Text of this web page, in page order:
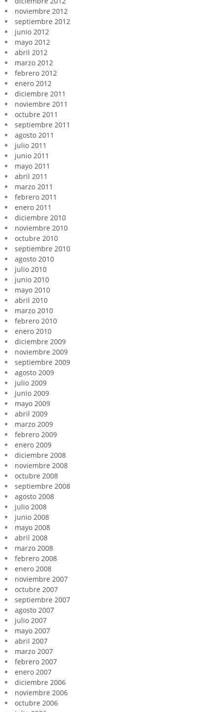
noviembre 2012
septiembre 2012
junio 2012
mayo 2012
abril 2012
marzo 2012
febrero 2012
enero 2012
diciembre 2011
noviembre 2011
octubre 2011
septiembre 2011
agosto 2011
julio 2011
junio 2011
mayo 2011
abril 2011
marzo 2011
febrero 2011
enero 2011
diciembre 2010
noviembre 2010
octubre 2010
septiembre 2010
agosto 2010
julio 2010
junio 2010
mayo 2010
abril 2010
marzo 2010
febrero 2010
enero 2010
diciembre 2009
noviembre 2009
septiembre 2009
agosto 2009
julio 2009
junio 2009
mayo 2009
abril 2009
marzo 2009
febrero 2009
enero 2009
diciembre 2008
noviembre 2008
octubre 2008
septiembre 2008
agosto 2008
julio 2008
junio 2008
mayo 2008
abril 2008
marzo 2008
febrero 2008
enero 2008
noviembre 2007
octubre 2007
septiembre 2007
agosto 2007
julio 2007
mayo 2007
abril 2007
marzo 2007
febrero 2007
enero 2007
diciembre 2006
noviembre 2006
octubre 2006